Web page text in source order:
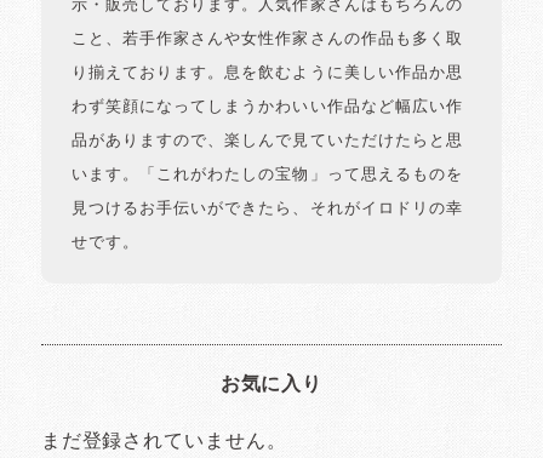
示・販売しております。人気作家さんはもちろんの
こと、若手作家さんや女性作家さんの作品も多く取
り揃えております。息を飲むように美しい作品か思
わず笑顔になってしまうかわいい作品など幅広い作
品がありますので、楽しんで見ていただけたらと思
います。「これがわたしの宝物」って思えるものを
見つけるお手伝いができたら、それがイロドリの幸
せです。
お気に入り
まだ登録されていません。